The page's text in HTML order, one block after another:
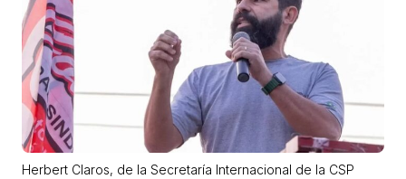
Herbert Claros, de la Secretaría Internacional de la CSP